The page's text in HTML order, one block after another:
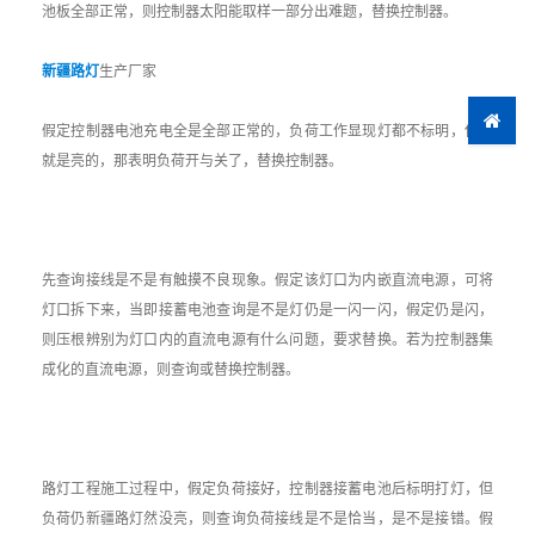
池板全部正常，则控制器太阳能取样一部分出难题，替换控制器。
新疆路灯生产厂家
假定控制器电池充电全是全部正常的，负荷工作显现灯都不标明，但灯
就是亮的，那表明负荷开与关了，替换控制器。
先查询接线是不是有触摸不良现象。假定该灯口为内嵌直流电源，可将
灯口拆下来，当即接蓄电池查询是不是灯仍是一闪一闪，假定仍是闪，
则压根辨别为灯口内的直流电源有什么问题，要求替换。若为控制器集
成化的直流电源，则查询或替换控制器。
路灯工程施工过程中，假定负荷接好，控制器接蓄电池后标明打灯，但
负荷仍新疆路灯然没亮，则查询负荷接线是不是恰当，是不是接错。假